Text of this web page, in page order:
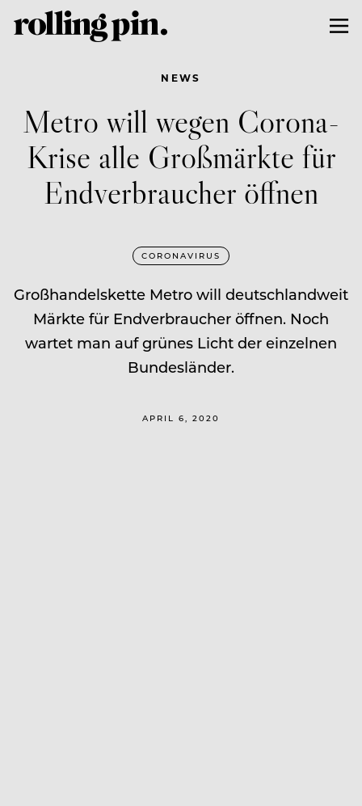
NEWS
Metro will wegen Corona-
Krise alle Großmärkte für
Endverbraucher öffnen
CORONAVIRUS
Großhandelskette Metro will deutschlandweit
Märkte für Endverbraucher öffnen. Noch
wartet man auf grünes Licht der einzelnen
Bundesländer.
APRIL 6, 2020